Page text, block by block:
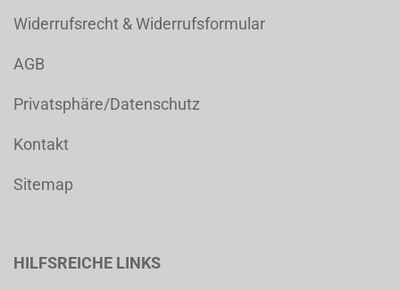
Widerrufsrecht & Widerrufsformular
AGB
Privatsphäre/Datenschutz
Kontakt
Sitemap
HILFSREICHE LINKS